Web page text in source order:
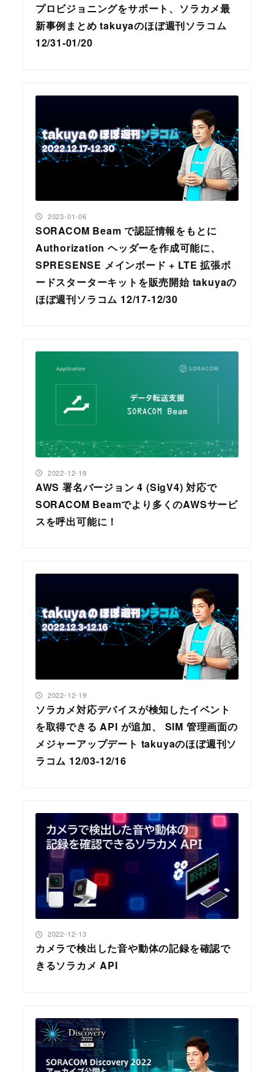
プロビジョニングをサポート、ソラカメ最
新事例まとめ takuyaのほぼ週刊ソラコム
12/31-01/20
SORACOM Beam で認証情報をもとに
Authorization ヘッダーを作成可能に、
SPRESENSE メインボード + LTE 拡張ボ
ードスターターキットを販売開始 takuyaの
ほぼ週刊ソラコム 12/17-12/30
投稿日
2023-01-06
AWS 署名バージョン 4 (SigV4) 対応で
SORACOM Beamでより多くのAWSサービ
スを呼出可能に！
投稿日
2022-12-19
ソラカメ対応デバイスが検知したイベント
を取得できる API が追加、 SIM 管理画面の
メジャーアップデート takuyaのほぼ週刊ソ
ラコム 12/03-12/16
投稿日
2022-12-19
カメラで検出した音や動体の記録を確認で
きるソラカメ API
投稿日
2022-12-13